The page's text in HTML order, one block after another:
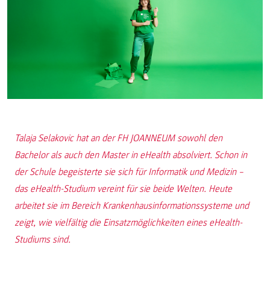
Talaja Selakovic hat an der FH JOANNEUM sowohl den
Bachelor als auch den Master in eHealth absolviert. Schon in
der Schule begeisterte sie sich für Informatik und Medizin –
das eHealth-Studium vereint für sie beide Welten. Heute
arbeitet sie im Bereich Krankenhausinformationssysteme und
zeigt, wie vielfältig die Einsatzmöglichkeiten eines eHealth-
Studiums sind.